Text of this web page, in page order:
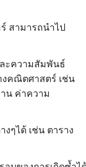
สามารถนำไป
ละความสัมพันธ์
งคณิตศาสตร์ เช่น
น ค่าความ
ๆได้ เช่น ตาราง